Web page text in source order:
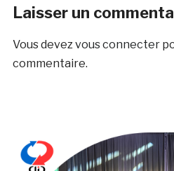
Laisser un
Vous devez vous connecter
commentaire.